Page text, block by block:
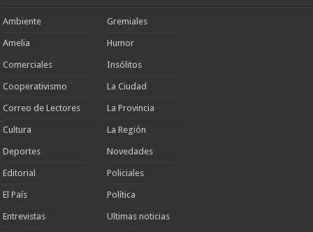
Ambiente
Amelia
Comerciales
Cooperativismo
Correo de Lectores
Cultura
Deportes
Editorial
El País
Entrevistas
Gremiales
Humor
Insólitos
La Ciudad
La Provincia
La Región
Novedades
Policiales
Política
Ultimas noticias